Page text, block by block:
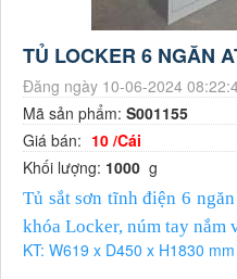
TỦ LOCKER 6 NGĂN
Đăng ngày 10-06-2024
Mã sản phẩm: S001155
Giá bán: 10 /Cái
Khối lượng: 1000 g
Tủ sắt sơn tĩnh điện 6
khóa Locker, núm tay nắm
KT: W619 x D450 x H1830 mm